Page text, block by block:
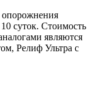
опорожнения
суток. Стоимость
являются
Релиф Ультра с